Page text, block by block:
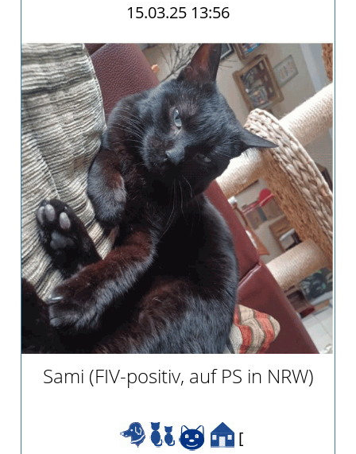
gesucht
Kastrationen
Pate
gefunden
Happy
End
ab
2019
2018
2017
Verein
Unsere
Ziele
Team
Vereinssatzung
Kontakt
15.03.25 13:56
Sami (FIV-positiv, auf PS in NRW)
[